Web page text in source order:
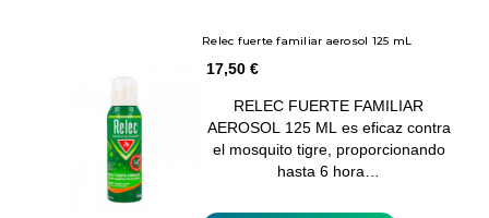
Relec fuerte familiar aerosol 125 mL
17,50 €
RELEC FUERTE FAMILIAR
AEROSOL 125 ML es eficaz contra
el mosquito tigre, proporcionando
hasta 6 hora…